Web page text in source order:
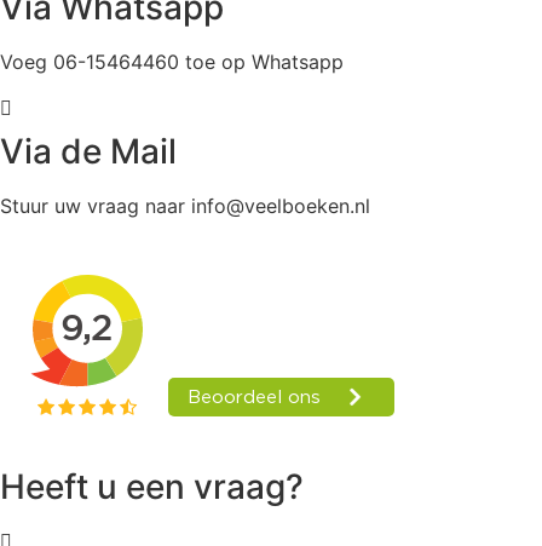
Voeg 06-15464460 toe op Whatsapp
Via de Mail
Stuur uw vraag naar info@veelboeken.nl
Heeft u een vraag?